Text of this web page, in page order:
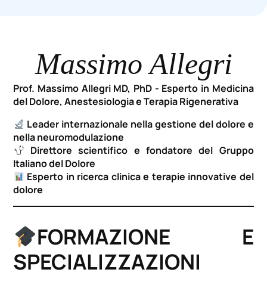
Massimo Allegri
Prof. Massimo Allegri MD, PhD - Esperto in Medicina
del Dolore, Anestesiologia e Terapia Rigenerativa
Leader internazionale nella gestione del dolore e
nella neuromodulazione
Direttore scientifico e fondatore del Gruppo
Italiano del Dolore
Esperto in ricerca clinica e terapie innovative del
dolore
FORMAZIONE E
SPECIALIZZAZIONI